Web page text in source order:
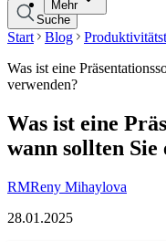
Mehr
Suche
Start Blog
Was ist eine
verwenden?
Was ist eine
wann sollten Sie
RMReny Mihaylova
28.01.2025